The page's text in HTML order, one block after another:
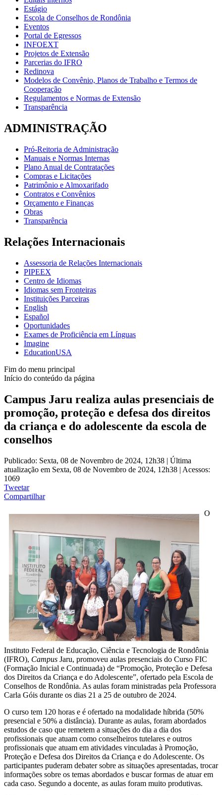
Estágio
Escola de Conselhos de Rondônia
Eventos
Portal de Egressos
INFOEXT
Projetos de Extensão
Parcerias do IFRO
Redinova
Modelos de Convênio, Planos de Trabalho e Termos de
Cooperação
Regulamentos e Normas de Extensão
Transparência
ADMINISTRAÇÃO
Pró-Reitoria de Administração
Manuais e Normas Internas
Plano Anual de Contratações
Compras e Licitações
Patrimônio e Almoxarifado
Contratos e Convênios
Orçamento e Finanças
Obras
Transparência
Relações Internacionais
Assessoria de Relações Internacionais
PIPEEX
Centro de Idiomas
Idiomas sem Fronteiras
Instituições Parceiras
English
Español
Oportunidades
Exames de Proficiência em Línguas
Imagine
EducationUSA
Fim do menu principal
Início do conteúdo da página
Campus Jaru realiza aulas presenciais de
promoção, proteção e defesa dos direitos
da criança e do adolescente da escola de
conselhos
Publicado: Sexta, 08 de Novembro de 2024, 12h38 | Última
atualização em Sexta, 08 de Novembro de 2024, 12h38 | Acessos:
1069
Tweetar
Compartilhar
O
Instituto Federal de Educação, Ciência e Tecnologia de Rondônia
(IFRO), Campus Jaru, promoveu aulas presenciais do Curso FIC
(Formação Inicial e Continuada) de “Promoção, Proteção e Defesa
dos Direitos da Criança e do Adolescente”, ofertado pela Escola de
Conselhos de Rondônia. As aulas foram ministradas pela Professora
Carla Góis durante os dias 21 a 25 de outubro de 2024.
O curso tem 120 horas e é ofertado na modalidade híbrida (50%
presencial e 50% a distância). Durante as aulas, foram abordados
estudos de caso que remetem a situações do dia a dia dos
profissionais que atuam como conselheiros tutelares e outros
profissionais que atuam em atividades vinculadas à Promoção,
Proteção e Defesa dos Direitos da Criança e do Adolescente. Os
participantes puderam debater sobre as situações apresentadas, trocar
informações sobre os temas abordados e buscar formas de atuar em
cada caso. Segundo a docente, as aulas foram muito produtivas.